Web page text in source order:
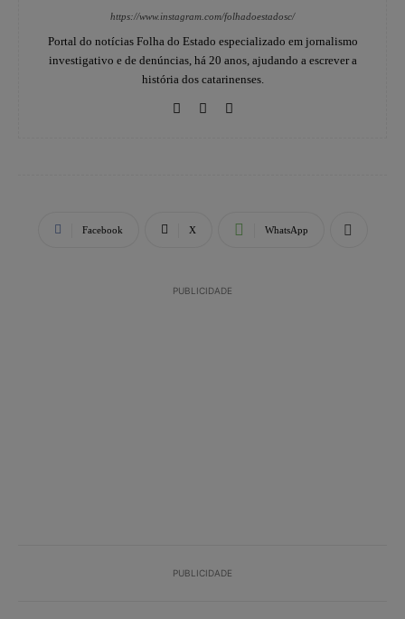
https://www.instagram.com/folhadoestadosc/
Portal do notícias Folha do Estado especializado em jornalismo
investigativo e de denúncias, há 20 anos, ajudando a escrever a
história dos catarinenses.
Facebook X WhatsApp
PUBLICIDADE
PUBLICIDADE